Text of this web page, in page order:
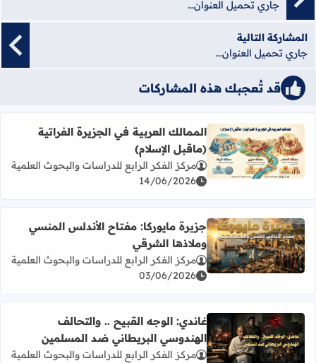
جاري تحميل العنوان...
المشاركة التالية
جاري تحميل العنوان...
قد تُعجبك هذه المشاركات
اقرأ المزيد عن الممالك العربية في الجزيرة الفراتية (ماقبل
الممالك العربية في الجزيرة الفراتية
(ماقبل الإسلام)
مركز الفكر الرابع للدراسات والبحوث العلمية
14/06/2026
اقرأ المزيد عن جزيرة مايوركا: مفتاح الأندلس المنسي
جزيرة مايوركا: مفتاح الأندلس المنسي
وملاذها الشرقي
مركز الفكر الرابع للدراسات والبحوث العلمية
03/06/2026
اقرأ المزيد عن غاندي: الوجه القبيح .. والتحالف الهندوسي
غاندي: الوجه القبيح .. والتحالف
الهندوسي البريطاني ضد المسلمين
مركز الفكر الرابع للدراسات والبحوث العلمية